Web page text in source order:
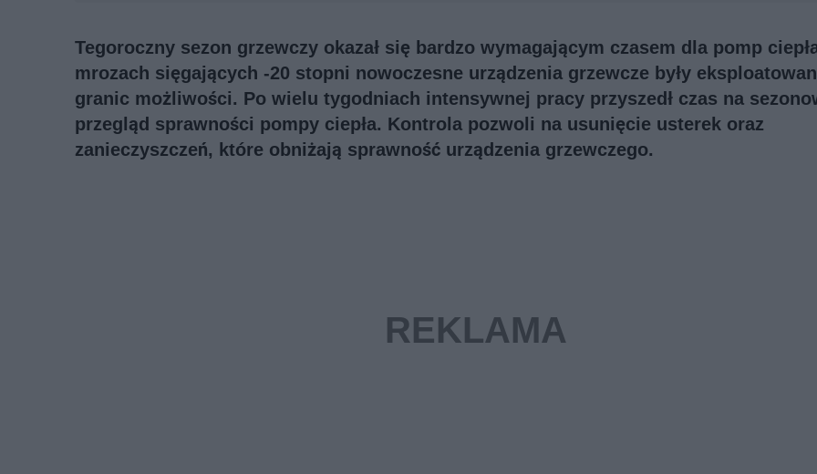
Tegoroczny sezon grzewczy okazał się bardzo wymagającym czasem dla pomp
mrozach sięgających -20 stopni nowoczesne urządzenia grzewcze były
granic możliwości. Po wielu tygodniach intensywnej pracy przyszedł czas na
przegląd sprawności pompy ciepła. Kontrola pozwoli na usunięcie usterek oraz
zanieczyszczeń, które obniżają sprawność urządzenia grzewczego.